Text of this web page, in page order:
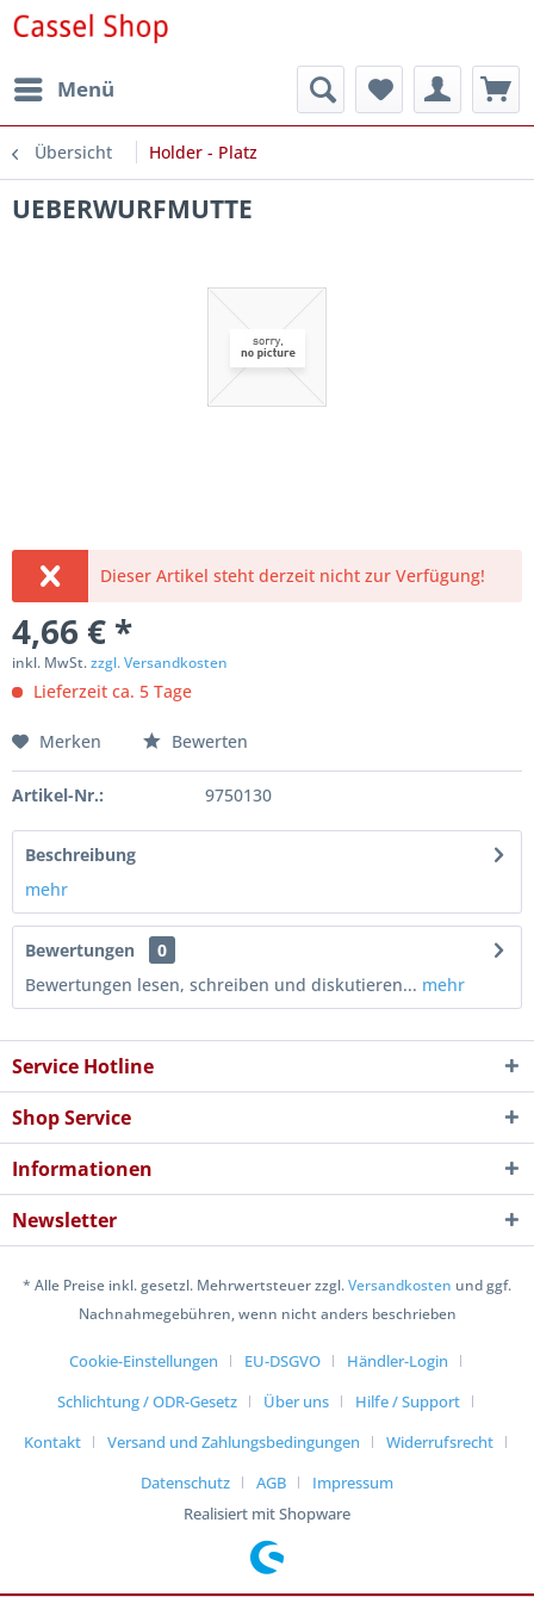
Menü
Übersicht Holder - Platz
UEBERWURFMUTTE
Dieser Artikel steht derzeit nicht zur Verfügung!
4,66 € *
inkl. MwSt.zzgl. Versandkosten
Lieferzeit ca. 5 Tage
Merken Bewerten
Artikel-Nr.: 9750130
Beschreibung
mehr
Bewertungen
0
Bewertungen lesen, schreiben und diskutieren... mehr
Service Hotline
Shop Service
Informationen
Newsletter
* Alle Preise inkl. gesetzl. Mehrwertsteuer zzgl.Versandkosten und ggf.
Nachnahmegebühren, wenn nicht anders beschrieben
Cookie-Einstellungen EU-DSGVO
Händler-Login
Schlichtung / ODR-Gesetz
Über uns
Hilfe / Support
Kontakt
Versand und Zahlungsbedingungen
Widerrufsrecht
Datenschutz
AGB
Impressum
Realisiert mit Shopware